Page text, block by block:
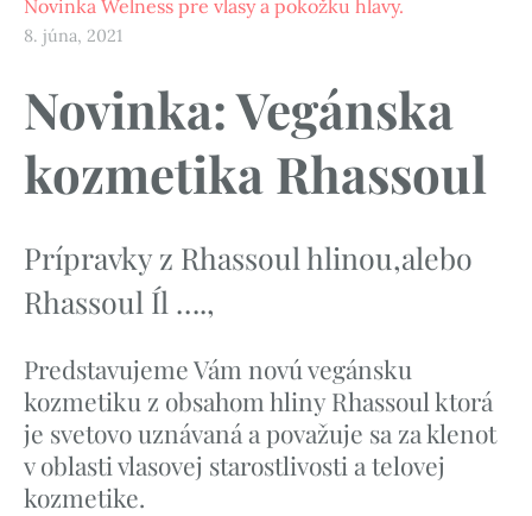
Novinka Welness pre vlasy a pokožku hlavy.
8. júna, 2021
Novinka: Vegánska
kozmetika Rhassoul
Prípravky z Rhassoul hlinou,alebo
Rhassoul Íl ….,
Predstavujeme Vám novú vegánsku
kozmetiku z obsahom hliny Rhassoul ktorá
je svetovo uznávaná a považuje sa za klenot
v oblasti vlasovej starostlivosti a telovej
kozmetike.